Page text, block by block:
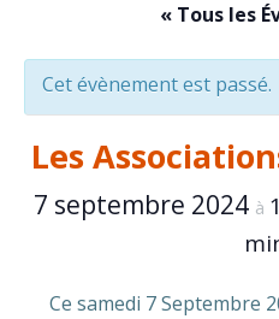
« Tous les
Cet évènement est passé.
Les
7 septembre 2024 à
Ce samedi 7 Septembre